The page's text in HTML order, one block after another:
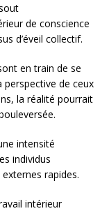
de conscience
d’éveil collectif.
en train de se
de ceux
la réalité pourrait
intensité
individus
rapides.
intérieur